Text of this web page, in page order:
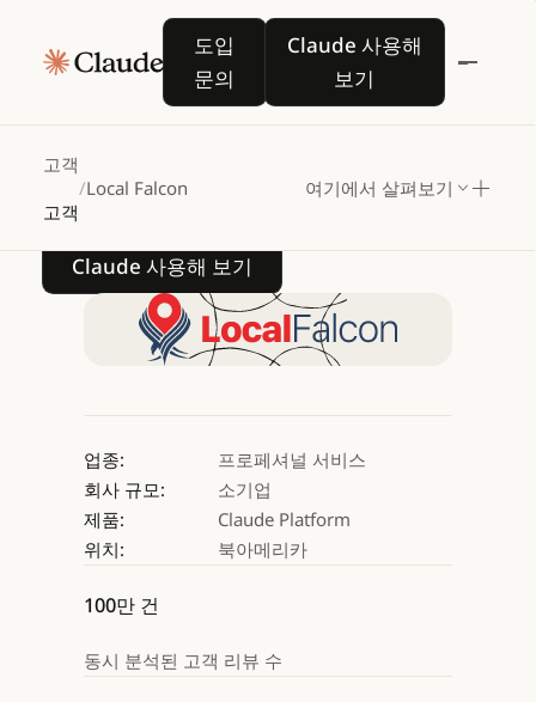
도입
문의
도입 문의
Claude 사용해
보기
Claude 사용해 보기
고객
고객
/Local Falcon 여기에서 살펴보기
Falcon,
Claude를
사용하여
95,000개기업검색
순위향상 지원하다
Claude 사용해 보기
Claude 사용해 보기
업종:
프로페셔널 서비스
회사 규모:
소기업
제품:
Claude Platform
위치:
북아메리카
100만 건
동시 분석된 고객 리뷰 수